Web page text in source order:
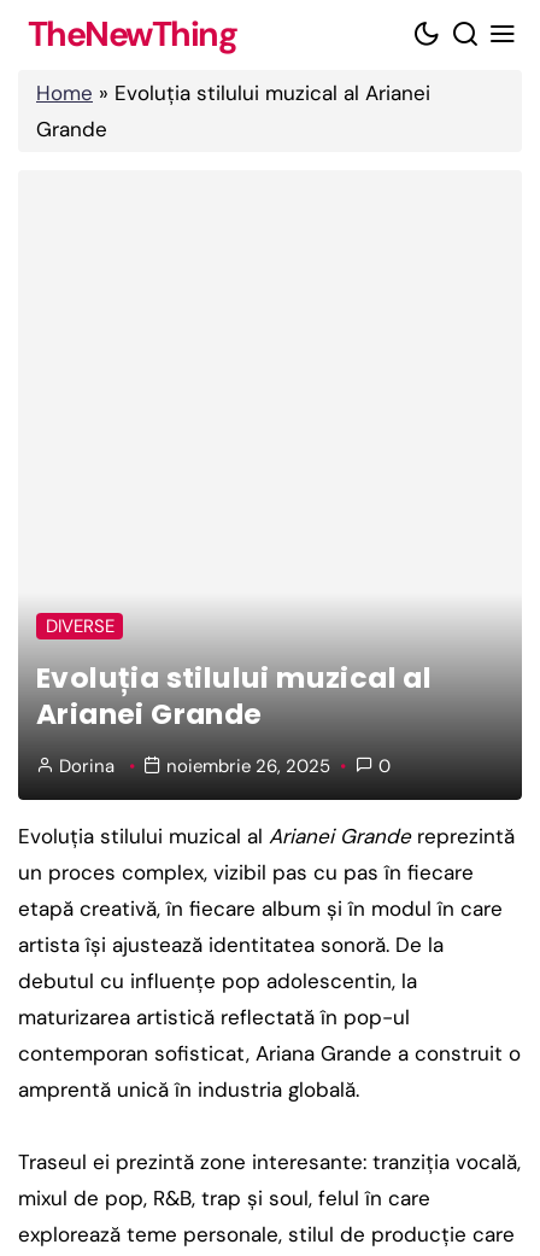
Skip
content
TheNewThing
Home » Evoluția stilului muzical al Arianei
Grande
DIVERSE
Evoluția stilului muzical al
Arianei Grande
Dorina noiembrie 26, 2025 0
Evoluția stilului muzical al Arianei Grandereprezintă
un proces complex, vizibil pas cu pas în fiecare
etapă creativă, în fiecare album și în modul în care
artista își ajustează identitatea sonoră. De la
debutul cu influențe pop adolescentin, la
maturizarea artistică reflectată în pop-ul
contemporan sofisticat, Ariana Grande a construit o
amprentă unică în industria globală.
Traseul ei prezintă zone interesante: tranziția vocală,
mixul de pop, R&B, trap și soul, felul în care
explorează teme personale, stilul de producție care